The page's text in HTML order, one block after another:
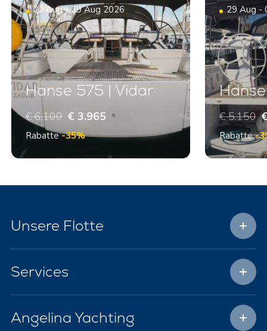
22 Aug - 29 Aug 2026
Hanse 575 | Vidar
€ 6.100 € 3.965
Rabatte-35%
29 Aug -
€ 5.150
Rabatte-
Unsere Flotte
Services
Angelina Yachting